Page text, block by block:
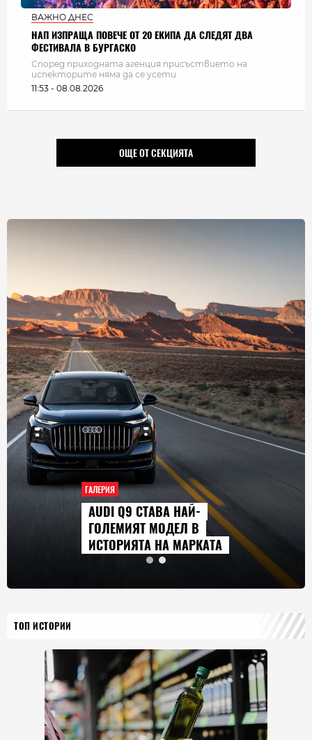
ВАЖНО ДНЕС
НАП ИЗПРАЩА ПОВЕЧЕ ОТ 20 ЕКИПА ДА СЛЕДЯТ ДВА
ФЕСТИВАЛА В БУРГАСКО
Според приходната агенция присъствието на
испекторите няма да се усети
11:53 - 08.08.2026
ОЩЕ ОТ СЕКЦИЯТА
ГАЛЕРИЯ
AUDI Q9 СТАВА НАЙ-
ГОЛЕМИЯТ МОДЕЛ В
ИСТОРИЯТА НА МАРКАТА
ТОП ИСТОРИИ